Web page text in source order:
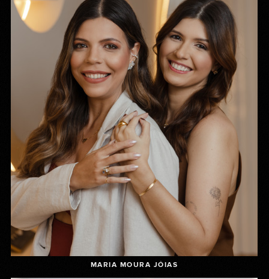
MARIA MOURA JÓIAS